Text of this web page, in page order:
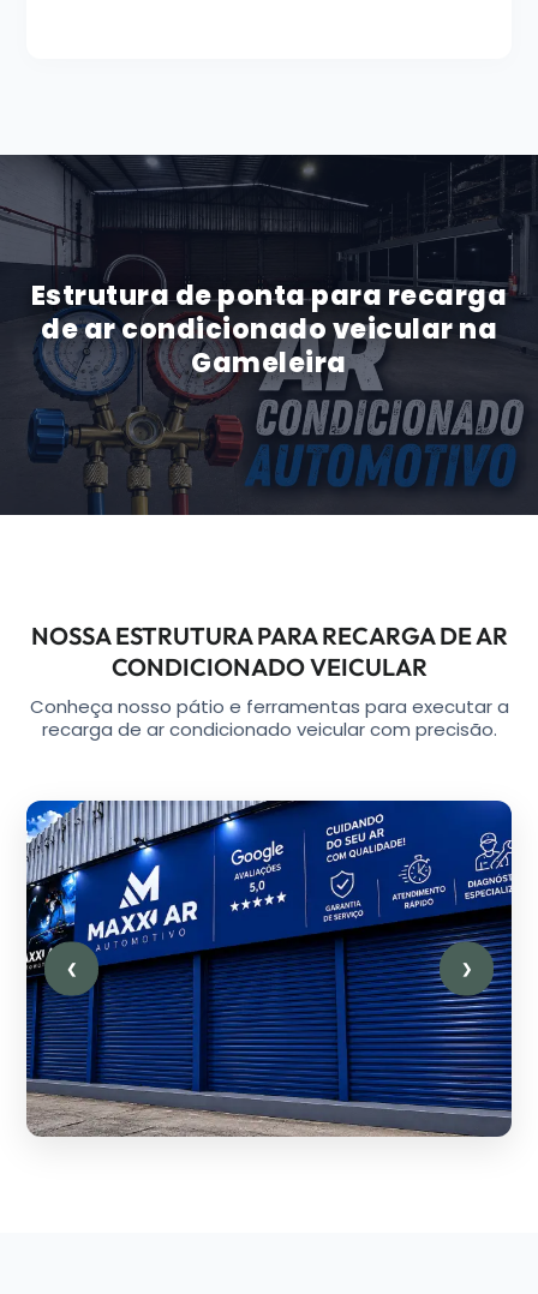
Estrutura de ponta para recarga
de ar condicionado veicular na
Gameleira
NOSSA ESTRUTURA PARA RECARGA DE AR
CONDICIONADO VEICULAR
Conheça nosso pátio e ferramentas para executar a
recarga de ar condicionado veicular com precisão.
❮ ❯